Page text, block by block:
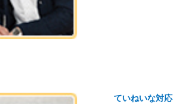
ていねいな対応